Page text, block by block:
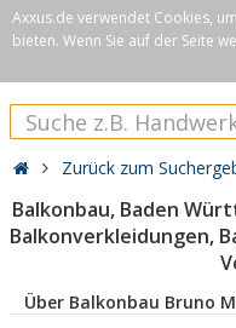
Axxus.de verwendet Cookies,
bieten. Wenn Sie auf der Seite
Zurück zum
Balkonbau, Baden
Balkonverkleidungen,
Über Balkonbau Bruno